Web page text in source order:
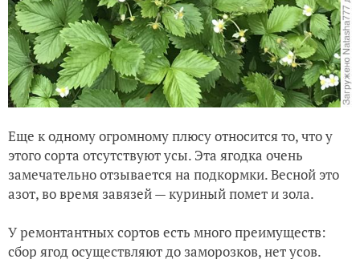
Еще к одному огромному плюсу относится то, что у
этого сорта отсутствуют усы. Эта ягодка очень
замечательно отзывается на подкормки. Весной это
азот, во время завязей — куриный помет и зола.
У ремонтантных сортов есть много преимуществ:
сбор ягод осуществляют до заморозков, нет усов.